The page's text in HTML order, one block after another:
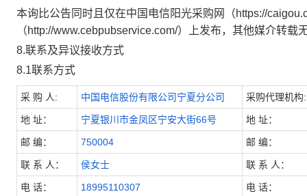
本询比公告同时且仅在中国电信阳光采购网（https://
（http://www.cebpubservice.com/）
上发布，其他媒介转载
8.联系及异议接收方式
8.1联系方式
采 购 人: 中国电信股份有限公司宁夏分公司 采购代理机构:
地 址： 宁夏银川市金凤区宁安大街66号 地 址：
邮 编： 750004 邮 编：
联 系 人： 侯女士 联 系 人：
电 话： 18995110307 电 话：